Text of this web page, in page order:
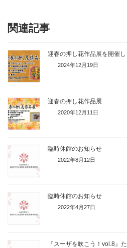
関連記事
迎春の押し花作品展を開催し
2024年12月19日
迎春の押し花作品展
2020年12月11日
臨時休館のお知らせ
2022年8月12日
臨時休館のお知らせ
2022年4月27日
『スーザを吹こう！vol.8』